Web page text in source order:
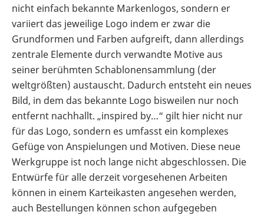
nicht einfach bekannte Markenlogos, sondern er
variiert das jeweilige Logo indem er zwar die
Grundformen und Farben aufgreift, dann allerdings
zentrale Elemente durch verwandte Motive aus
seiner berühmten Schablonensammlung (der
weltgrößten) austauscht. Dadurch entsteht ein neues
Bild, in dem das bekannte Logo bisweilen nur noch
entfernt nachhallt. „inspired by…“ gilt hier nicht nur
für das Logo, sondern es umfasst ein komplexes
Gefüge von Anspielungen und Motiven. Diese neue
Werkgruppe ist noch lange nicht abgeschlossen. Die
Entwürfe für alle derzeit vorgesehenen Arbeiten
können in einem Karteikasten angesehen werden,
auch Bestellungen können schon aufgegeben